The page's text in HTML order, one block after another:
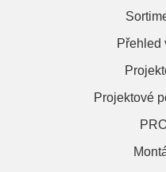
Přehled
Projektové